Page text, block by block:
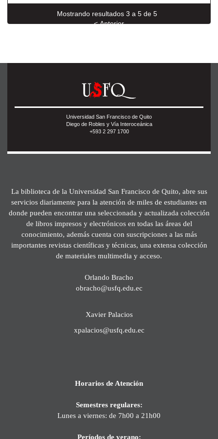
Mostrando resultados 3 a 5 de 5
< Anterior
Universidad San Francisco de Quito
Diego de Robles y Vía Interoceánica
+593 2 297 1700
La biblioteca de la Universidad San Francisco de Quito, abre sus
servicios diariamente para la atención de miles de estudiantes en
donde pueden encontrar una seleccionada y actualizada colección
de libros impresos y electrónicos en todas las áreas del
conocimiento, además cuenta con suscripciones a las más
importantes revistas científicas y técnicas, una extensa colección
de materiales multimedia y acceso.
Orlando Bracho
obracho@usfq.edu.ec
Xavier Palacios
xpalacios@usfq.edu.ec
Horarios de Atención
Semestres regulares:
Lunes a viernes: de 7h00 a 21h00
Períodos de verano: